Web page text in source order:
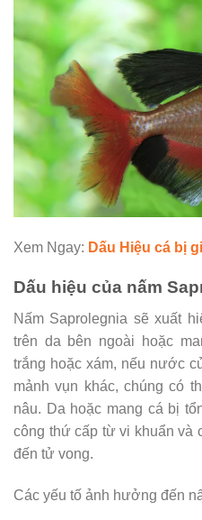
Xem Ngay: Dấu Hiệu cá bị
Dấu hiệu của nấm
Nấm Saprolegnia sẽ xuất
trên da bên ngoài hoặc
trắng hoặc xám, nếu nước
mảnh vụn khác, chúng có
nâu. Da hoặc mang cá bị
công thứ cấp từ vi khuẩn và
đến tử vong.
Các yếu tố ảnh hưởng đến